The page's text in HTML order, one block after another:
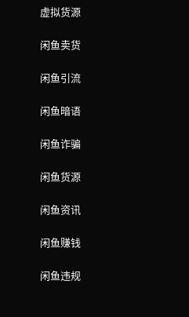
虚拟货源
闲鱼卖货
闲鱼引流
闲鱼暗语
闲鱼诈骗
闲鱼货源
闲鱼资讯
闲鱼赚钱
闲鱼违规